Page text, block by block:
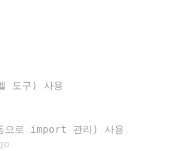
도구) 사용
로 import 관리) 사용